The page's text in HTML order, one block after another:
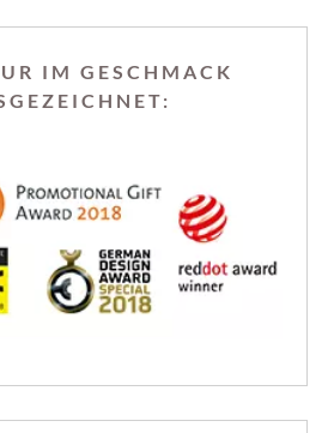
IM GESCHMACK